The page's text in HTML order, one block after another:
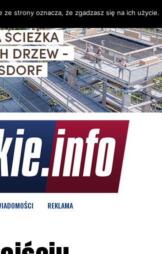
REKLAMA
ze strony oznacza, że zgadzasz się na ich użycie.